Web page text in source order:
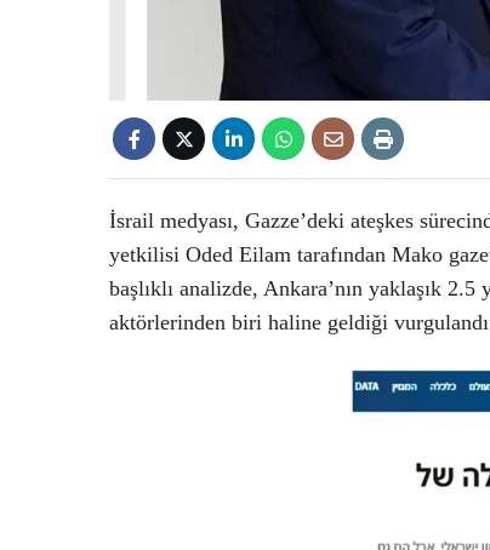
İsrail medyası, Gazze’deki ateşkes
yetkilisi Oded Eilam tarafından Mako
başlıklı analizde, Ankara’nın yaklaşık
aktörlerinden biri haline geldiği